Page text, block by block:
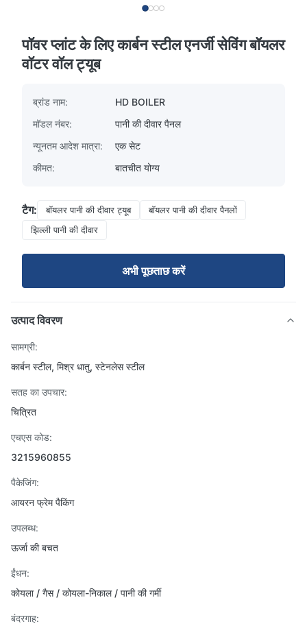
पॉवर प्लांट के लिए कार्बन स्टील एनर्जी सेविंग बॉयलर
वॉटर वॉल ट्यूब
ब्रांड नाम:
HD BOILER
मॉडल नंबर:
पानी की दीवार पैनल
न्यूनतम आदेश मात्रा:
एक सेट
कीमत:
बातचीत योग्य
टैग: बॉयलर पानी की दीवार ट्यूब
बॉयलर पानी की दीवार पैनलों
झिल्ली पानी की दीवार
अभी पूछताछ करें
उत्पाद विवरण
सामग्री:
कार्बन स्टील, मिश्र धातु, स्टेनलेस स्टील
सतह का उपचार:
चित्रित
एचएस कोड:
3215960855
पैकेजिंग:
आयरन फ्रेम पैकिंग
उपलब्ध:
ऊर्जा की बचत
ईंधन:
कोयला / गैस / कोयला-निकाल / पानी की गर्मी
बंदरगाह: